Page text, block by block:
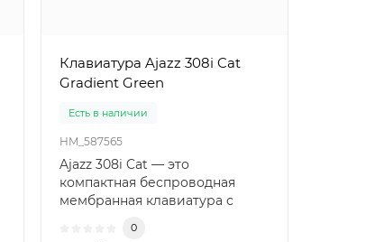
Клавиатура Ajazz 308i Cat
Gradient Green
Есть в наличии
HM_587565
Ajazz 308i Cat — это
компактная беспроводная
мембранная клавиатура с
0